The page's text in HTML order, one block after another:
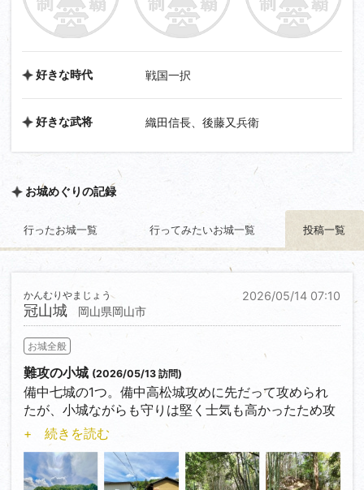
好きな時代 戦国一択
好きな武将 織田信長、後藤又兵衛
お城めぐりの記録
行ったお城一覧 行ってみたいお城一覧 投稿一覧
2026/05/14 07:10
冠山城
かんむりやまじょう
岡山県岡山市
お城全般
難攻の小城 (2026/05/13 訪問)
備中七城の1つ。備中高松城攻めに先だって攻められ
たが、小城ながらも守りは堅く士気も高かったため攻
め手の羽柴勢は大いに難攻した。
登城口から進むと大手門→三の丸→二の丸→階段を少
し登ると本丸
+ 続きを読む